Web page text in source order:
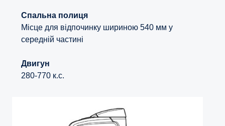
Спальна полиця
Місце для відпочинку шириною 540 мм у
середній частині
Двигун
280-770 к.с.